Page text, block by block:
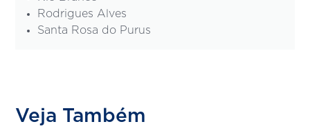
Rodrigues Alves
Santa Rosa do Purus
Veja Também